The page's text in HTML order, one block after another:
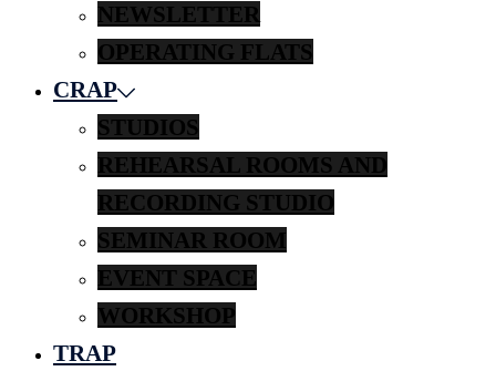
NEWSLETTER
OPERATING FLATS
CRAP
STUDIOS
REHEARSAL ROOMS AND
RECORDING STUDIO
SEMINAR ROOM
EVENT SPACE
WORKSHOP
TRAP